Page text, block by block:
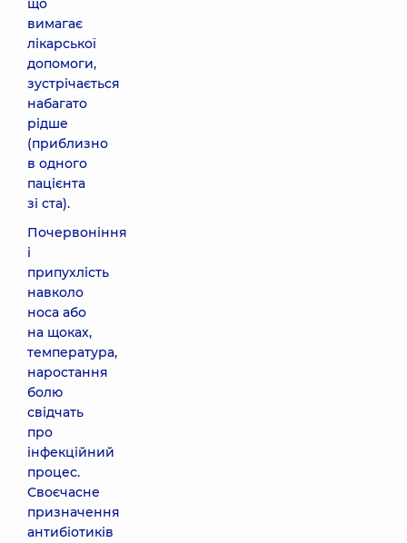
що
вимагає
лікарської
допомоги,
зустрічається
набагато
рідше
(приблизно
в одного
пацієнта
зі ста).
Почервоніння
і
припухлість
навколо
носа або
на щоках,
температура,
наростання
болю
свідчать
про
інфекційний
процес.
Своєчасне
призначення
антибіотиків